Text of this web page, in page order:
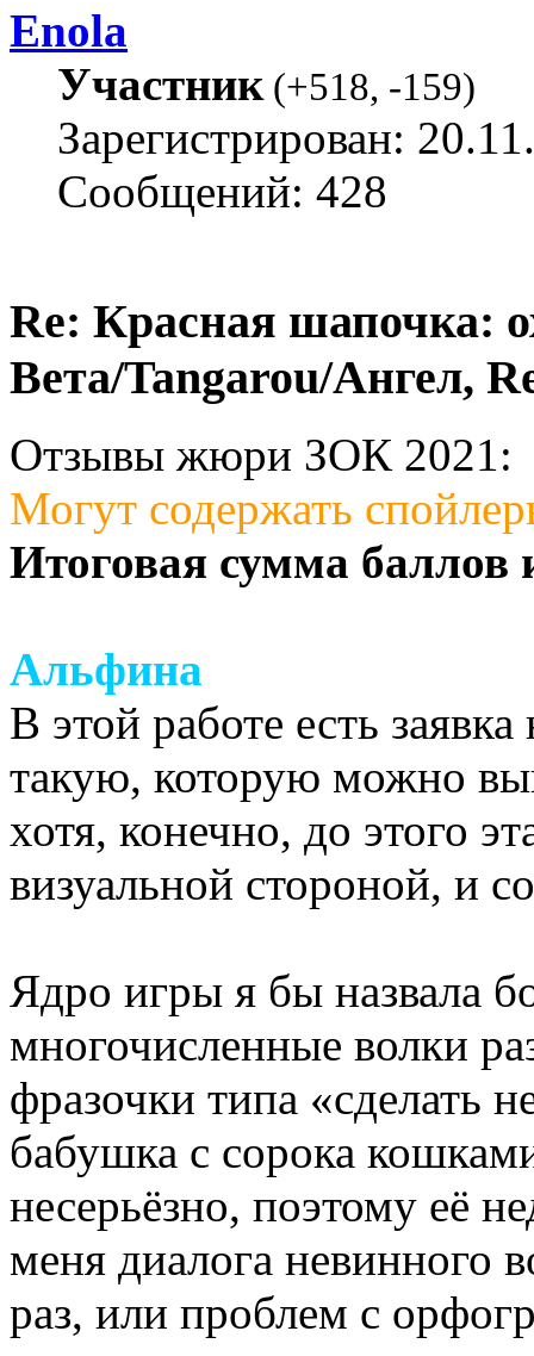
Enola
Участник(+518, -159)
Зарегистрирован:
Сообщений: 428
Re: Красная шапочка:
Вета/Tangarou/Ангел,
Отзывы жюри ЗОК 2021:
Могут содержать
Итоговая сумма баллов
Альфина
В этой работе есть
такую, которую можно
хотя, конечно, до этого
визуальной стороной, и
Ядро игры я бы назвала
многочисленные волки
фразочки типа «сделать
бабушка с сорока
несерьёзно, поэтому её
меня диалога невинного
раз, или проблем с